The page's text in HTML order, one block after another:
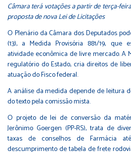
Câmara terá votações a partir de terça-
proposta de nova Lei de Licitações
O Plenário da Câmara dos Deputados
(13), a Medida Provisória881/19, que
atividade econômica de livre mercado. A
regulatório do Estado, cria direitos de
atuação do Fisco federal.
A análise da medida depende de leitura
do texto pela comissão mista.
O projeto de lei de conversão da
Jerônimo Goergen (PP-RS), trata de
taxas de conselhos de Farmácia
descumprimento de tabela de frete